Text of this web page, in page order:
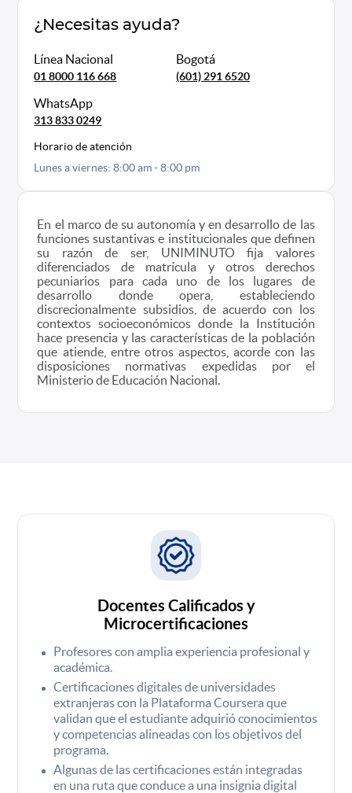
¿Necesitas ayuda?
Línea Nacional
01 8000 116 668
Bogotá
(601) 291 6520
WhatsApp
313 833 0249
Horario de atención
Lunes a viernes: 8:00 am - 8:00 pm
En el marco de su autonomía y en desarrollo de las
funciones sustantivas e institucionales que definen
su razón de ser, UNIMINUTO fija valores
diferenciados de matrícula y otros derechos
pecuniarios para cada uno de los lugares de
desarrollo donde opera, estableciendo
discrecionalmente subsidios, de acuerdo con los
contextos socioeconómicos donde la Institución
hace presencia y las características de la población
que atiende, entre otros aspectos, acorde con las
disposiciones normativas expedidas por el
Ministerio de Educación Nacional.
Docentes Calificados y
Microcertificaciones
Profesores con amplia experiencia profesional y
académica.
Certificaciones digitales de universidades
extranjeras con la Plataforma Coursera que
validan que el estudiante adquirió conocimientos
y competencias alineadas con los objetivos del
programa.
Algunas de las certificaciones están integradas
en una ruta que conduce a una insignia digital